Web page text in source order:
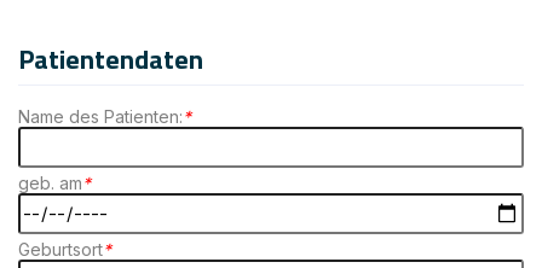
Patientendaten
Name des Patienten:*
geb. am*
Geburtsort*